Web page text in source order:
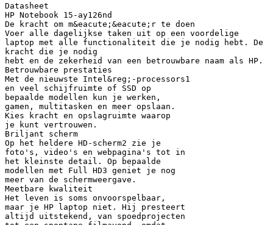
Datasheet
HP Notebook 15-ay126nd
De kracht om m&eacute;&eacute;r te doen
Voer alle dagelijkse taken uit op een voordelige
laptop met alle functionaliteit die je nodig hebt. De
kracht die je nodig
hebt en de zekerheid van een betrouwbare naam als HP.
Betrouwbare prestaties
Met de nieuwste Intel&reg;-processors1
en veel schijfruimte of SSD op
bepaalde modellen kun je werken,
gamen, multitasken en meer opslaan.
Kies kracht en opslagruimte waarop
je kunt vertrouwen.
Briljant scherm
Op het heldere HD-scherm2 zie je
foto's, video's en webpagina's tot in
het kleinste detail. Op bepaalde
modellen met Full HD3 geniet je nog
meer van de schermweergave.
Meetbare kwaliteit
Het leven is soms onvoorspelbaar,
maar je HP laptop niet. Hij presteert
altijd uitstekend, van spoedprojecten